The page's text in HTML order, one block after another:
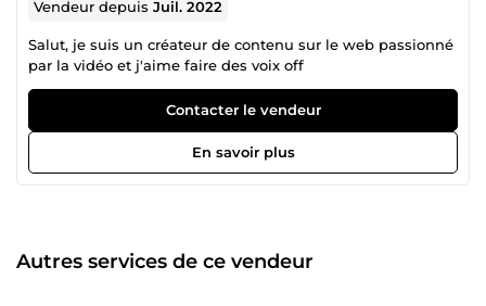
Vendeur depuisJuil. 2022
Salut, je suis un créateur de contenu sur le web passionné
par la vidéo et j'aime faire des voix off
Contacter le vendeur
En savoir plus
Autres services de ce vendeur